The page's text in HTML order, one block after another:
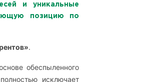
и уникальные
позицию по
.
обеспыленного
исключает